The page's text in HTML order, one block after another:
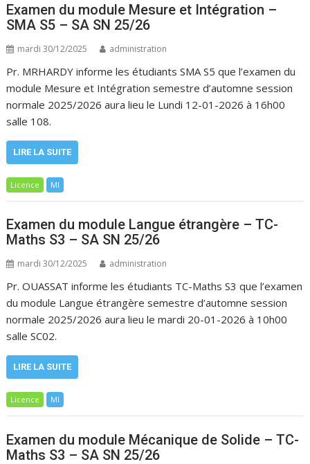
Examen du module Mesure et Intégration –
SMA S5 – SA SN 25/26
mardi 30/12/2025 administration
Pr. MRHARDY informe les étudiants SMA S5 que l’examen du
module Mesure et Intégration semestre d’automne session
normale 2025/2026 aura lieu le Lundi 12-01-2026 à 16h00
salle 108.
LIRE LA SUITE
Licence MI
Examen du module Langue étrangère – TC-
Maths S3 – SA SN 25/26
mardi 30/12/2025 administration
Pr. OUASSAT informe les étudiants TC-Maths S3 que l’examen
du module Langue étrangère semestre d’automne session
normale 2025/2026 aura lieu le mardi 20-01-2026 à 10h00
salle SC02.
LIRE LA SUITE
Licence MI
Examen du module Mécanique de Solide – TC-
Maths S3 – SA SN 25/26